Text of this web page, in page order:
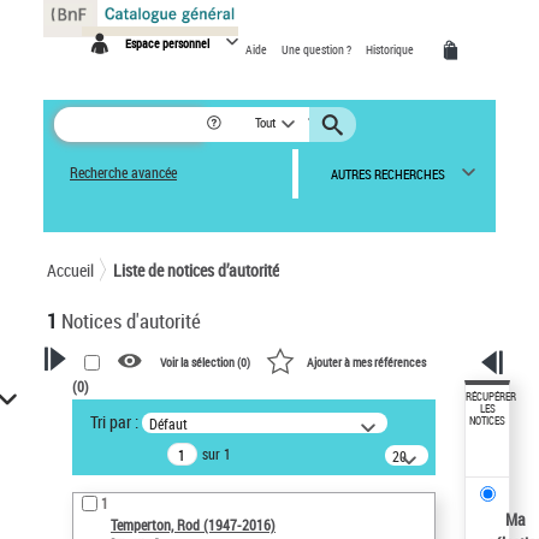
Espace personnel Aide Une question ? Historique
Tout
Recherche avancée AUTRES RECHERCHES
Accueil Liste de notices d’autorité
1 Notices d'autorité
VOTRE RECHERCHE
Recherche avancée dans les
notices d’autorité
Œuvres liées à l'auteur :
Temperton, Rod (1947-2016)
Voir la sélection (0) Ajouter à mes références
(0)
Tri par : Défaut
sur 1
20
résultats/page
1
Temperton, Rod (1947-2016)
RÉCUPÉRER
LES
NOTICES
Ma
Panneau de gestion des cookies